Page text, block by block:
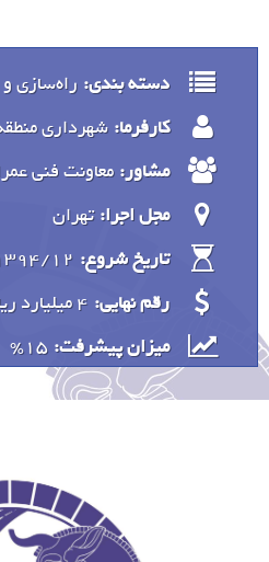
دسته بندی: راه‌سازی
کارفرما: شهرداری منطقه
مشاور: معاونت فنی
مجل اجرا: تهران
تاریخ شروع: 12
رقم نهایی: 4 میلیارد ريال
میزان پیشرفت: 15%